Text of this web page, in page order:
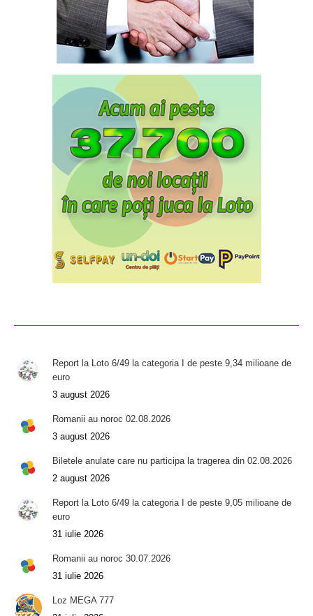
Report la Loto 6/49 la categoria I de peste 9,34 milioane de
euro
3 august 2026
Romanii au noroc 02.08.2026
3 august 2026
Biletele anulate care nu participa la tragerea din 02.08.2026
2 august 2026
Report la Loto 6/49 la categoria I de peste 9,05 milioane de
euro
31 iulie 2026
Romanii au noroc 30.07.2026
31 iulie 2026
Loz MEGA 777